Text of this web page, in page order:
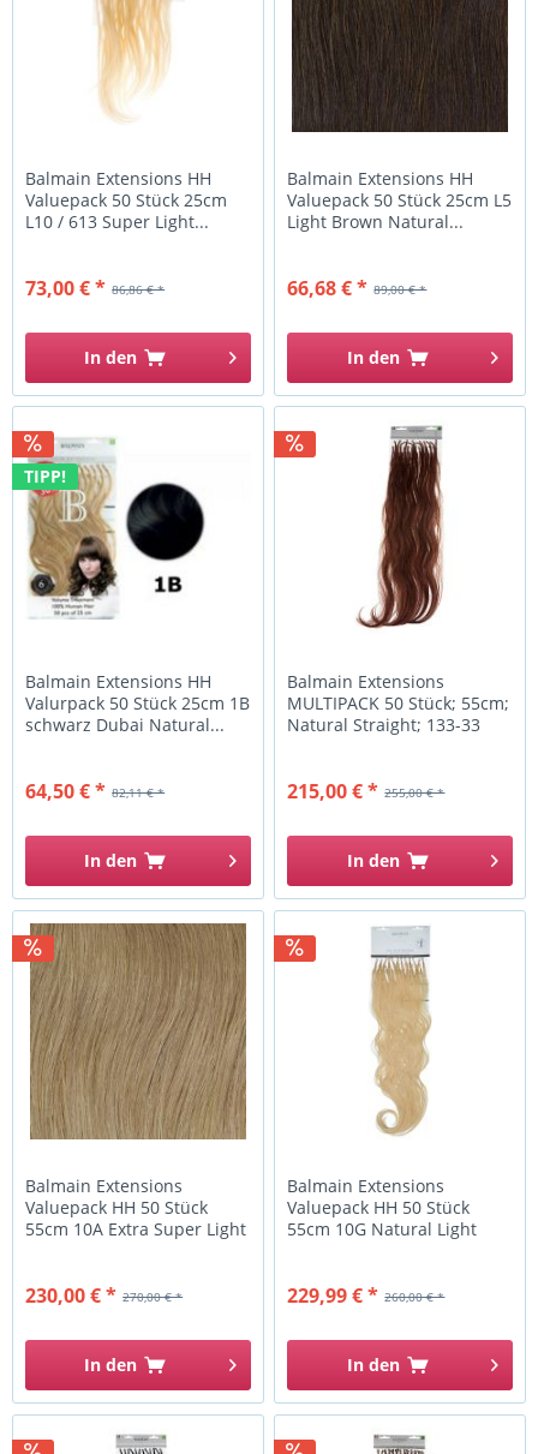
Balmain Extensions HH
Valuepack 50 Stück 25cm
L10 / 613 Super Light...
86,86 € *
73,00 € *
In den
Balmain Extensions HH
Valuepack 50 Stück 25cm L5
Light Brown Natural...
89,00 € *
66,68 € *
In den
TIPP!
Balmain Extensions HH
Valurpack 50 Stück 25cm 1B
schwarz Dubai Natural...
82,11 € *
64,50 € *
In den
Balmain Extensions
MULTIPACK 50 Stück; 55cm;
Natural Straight; 133-33
255,00 € *
215,00 € *
In den
Balmain Extensions
Valuepack HH 50 Stück
55cm 10A Extra Super Light
270,00 € *
230,00 € *
In den
Balmain Extensions
Valuepack HH 50 Stück
55cm 10G Natural Light
260,00 € *
229,99 € *
In den